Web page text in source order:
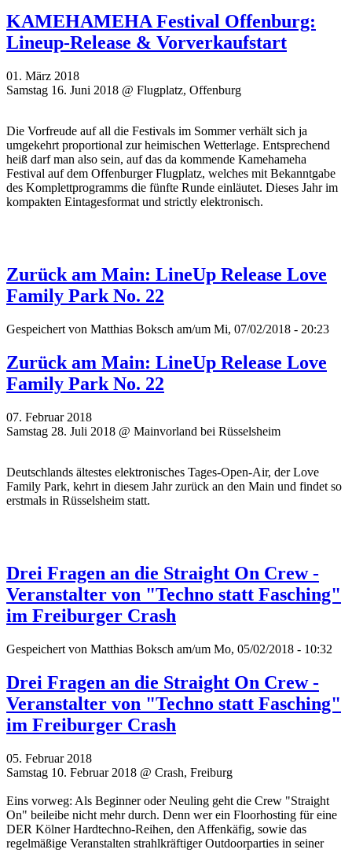
KAMEHAMEHA Festival Offenburg:
Lineup-Release & Vorverkaufstart
01. März 2018
Samstag 16. Juni 2018 @ Flugplatz, Offenburg
Die Vorfreude auf all die Festivals im Sommer verhält sich ja
umgekehrt proportional zur heimischen Wetterlage. Entsprechend
heiß darf man also sein, auf das da kommende Kamehameha
Festival auf dem Offenburger Flugplatz, welches mit Bekanntgabe
des Komplettprogramms die fünfte Runde einläutet. Dieses Jahr im
kompakten Eintagesformat und strictly elektronisch.
Zurück am Main: LineUp Release Love
Family Park No. 22
Gespeichert von Matthias Boksch am/um Mi, 07/02/2018 - 20:23
Zurück am Main: LineUp Release Love
Family Park No. 22
07. Februar 2018
Samstag 28. Juli 2018 @ Mainvorland bei Rüsselsheim
Deutschlands ältestes elektronisches Tages-Open-Air, der Love
Family Park, kehrt in diesem Jahr zurück an den Main und findet so
erstmals in Rüsselsheim statt.
Drei Fragen an die Straight On Crew -
Veranstalter von "Techno statt Fasching"
im Freiburger Crash
Gespeichert von Matthias Boksch am/um Mo, 05/02/2018 - 10:32
Drei Fragen an die Straight On Crew -
Veranstalter von "Techno statt Fasching"
im Freiburger Crash
05. Februar 2018
Samstag 10. Februar 2018 @ Crash, Freiburg
Eins vorweg: Als Beginner oder Neuling geht die Crew "Straight
On" beileibe nicht mehr durch. Denn wer ein Floorhosting für eine
DER Kölner Hardtechno-Reihen, den Affenkäfig, sowie das
regelmäßige Veranstalten strahlkräftiger Outdoorparties in seiner